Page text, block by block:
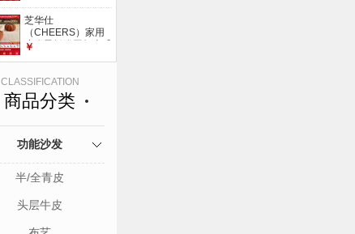
升级款-1.5*2M 优先
发货（详询客服）
芝华仕
（CHEERS）家用
小凳子矮凳网红南瓜
南瓜墩墩-中号 优先
发货-详询客服
￥
CLASSIFICATION
商品分类
功能沙发
半/全青皮
头层牛皮